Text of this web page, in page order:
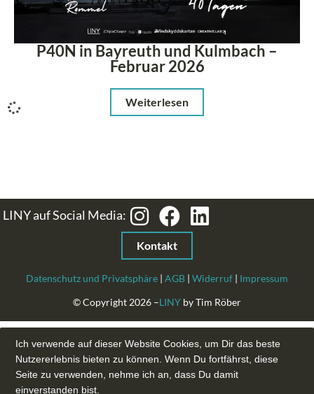
P40N in Bayreuth und Kulmbach –
Februar 2026
Weiterlesen
LINY auf Social Media:
Kontakt
© Copyright 2026 –LINY by Tim Röber
Datenschutz und Privatsphäre | AGB | Widerruf | Impressum
Ich verwende auf dieser Website Cookies, um Dir das beste
Nutzererlebnis bieten zu können. Wenn Du fortfährst, diese
Seite zu verwenden, nehme ich an, dass Du damit
einverstanden bist.